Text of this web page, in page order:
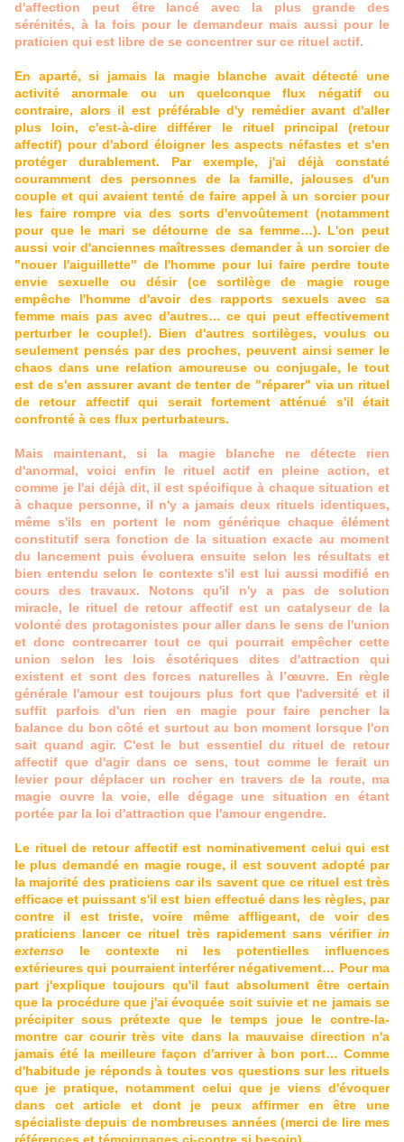
d'affection peut être lancé avec la plus grande des
sérénités, à la fois pour le demandeur mais aussi pour le
praticien qui est libre de se concentrer sur ce rituel actif.
En aparté, si jamais la magie blanche avait détecté une
activité anormale ou un quelconque flux négatif ou
contraire, alors il est préférable d'y remédier avant d'aller
plus loin, c'est-à-dire différer le rituel principal (retour
affectif) pour d'abord éloigner les aspects néfastes et s'en
protéger durablement. Par exemple, j'ai déjà constaté
couramment des personnes de la famille, jalouses d'un
couple et qui avaient tenté de faire appel à un sorcier pour
les faire rompre via des sorts d'envoûtement (notamment
pour que le mari se détourne de sa femme…). L'on peut
aussi voir d'anciennes maîtresses demander à un sorcier de
"nouer l'aiguillette" de l'homme pour lui faire perdre toute
envie sexuelle ou désir (ce sortilège de magie rouge
empêche l'homme d'avoir des rapports sexuels avec sa
femme mais pas avec d'autres… ce qui peut effectivement
perturber le couple!). Bien d'autres sortilèges, voulus ou
seulement pensés par des proches, peuvent ainsi semer le
chaos dans une relation amoureuse ou conjugale, le tout
est de s'en assurer avant de tenter de "réparer" via un rituel
de retour affectif qui serait fortement atténué s'il était
confronté à ces flux perturbateurs.
Mais maintenant, si la magie blanche ne détecte rien
d'anormal, voici enfin le rituel actif en pleine action, et
comme je l'ai déjà dit, il est spécifique à chaque situation et
à chaque personne, il n'y a jamais deux rituels identiques,
même s'ils en portent le nom générique chaque élément
constitutif sera fonction de la situation exacte au moment
du lancement puis évoluera ensuite selon les résultats et
bien entendu selon le contexte s'il est lui aussi modifié en
cours des travaux. Notons qu'il n'y a pas de solution
miracle, le rituel de retour affectif est un catalyseur de la
volonté des protagonistes pour aller dans le sens de l'union
et donc contrecarrer tout ce qui pourrait empêcher cette
union selon les lois ésotériques dites d'attraction qui
existent et sont des forces naturelles à l’œuvre. En règle
générale l'amour est toujours plus fort que l'adversité et il
suffit parfois d'un rien en magie pour faire pencher la
balance du bon côté et surtout au bon moment lorsque l'on
sait quand agir. C'est le but essentiel du rituel de retour
affectif que d'agir dans ce sens, tout comme le ferait un
levier pour déplacer un rocher en travers de la route, ma
magie ouvre la voie, elle dégage une situation en étant
portée par la loi d'attraction que l'amour engendre.
Le rituel de retour affectif est nominativement celui qui est
le plus demandé en magie rouge, il est souvent adopté par
la majorité des praticiens car ils savent que ce rituel est très
efficace et puissant s'il est bien effectué dans les règles, par
contre il est triste, voire même affligeant, de voir des
praticiens lancer ce rituel très rapidement sans vérifier in
extenso le contexte ni les potentielles influences
extérieures qui pourraient interférer négativement… Pour ma
part j'explique toujours qu'il faut absolument être certain
que la procédure que j'ai évoquée soit suivie et ne jamais se
précipiter sous prétexte que le temps joue le contre-la-
montre car courir très vite dans la mauvaise direction n'a
jamais été la meilleure façon d'arriver à bon port… Comme
d'habitude je réponds à toutes vos questions sur les rituels
que je pratique, notamment celui que je viens d'évoquer
dans cet article et dont je peux affirmer en être une
spécialiste depuis de nombreuses années (merci de lire mes